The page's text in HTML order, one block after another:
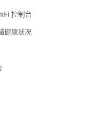
控制台
健康状况